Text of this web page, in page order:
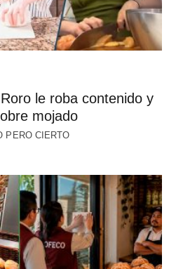
le roba contenido y
mojado
PERO CIERTO